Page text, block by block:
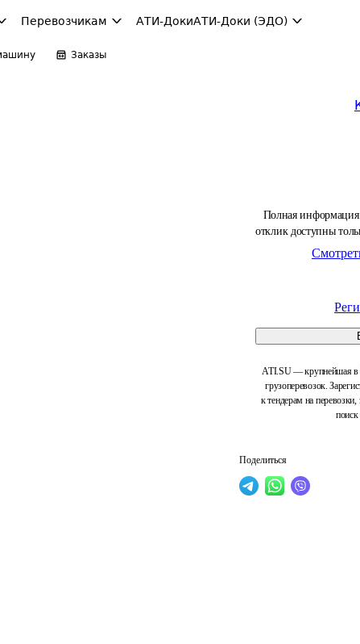
Перевозчикам АТИ-ДокиАТИ-Доки (ЭДО)
Заказы
Полная информация
отклик доступны
ATI.SU — крупнейшая в
грузоперевозок.
к тендерам на
поиск
Поделиться